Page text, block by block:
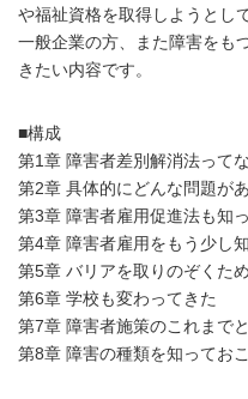
や福祉資格を取得しようとし
一般企業の方、また障害をも
きたい内容です。
■構成
第1章 障害者差別解消法って
第2章 具体的にどんな問題が
第3章 障害者雇用促進法も知
第4章 障害者雇用をもう少し
第5章 バリアを取りのぞくた
第6章 学校も変わってきた
第7章 障害者施策のこれまで
第8章 障害の種類を知ってお